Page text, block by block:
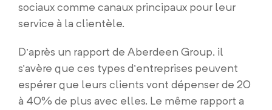
sociaux comme canaux principaux pour leur
service à la clientèle.
D’après un rapport de Aberdeen Group, il
s’avère que ces types d’entreprises peuvent
espérer que leurs clients vont dépenser de 20
à 40% de plus avec elles. Le même rapport a